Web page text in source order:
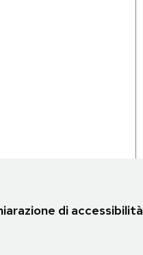
di accessibilità